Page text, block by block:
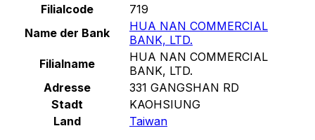
Filialcode
719
Name der Bank
HUA NAN COMMERCIAL
BANK, LTD.
Filialname
HUA NAN COMMERCIAL
BANK, LTD.
Adresse
331 GANGSHAN RD
Stadt
KAOHSIUNG
Land
Taiwan